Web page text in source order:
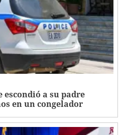
escondió a su padre
en un congelador